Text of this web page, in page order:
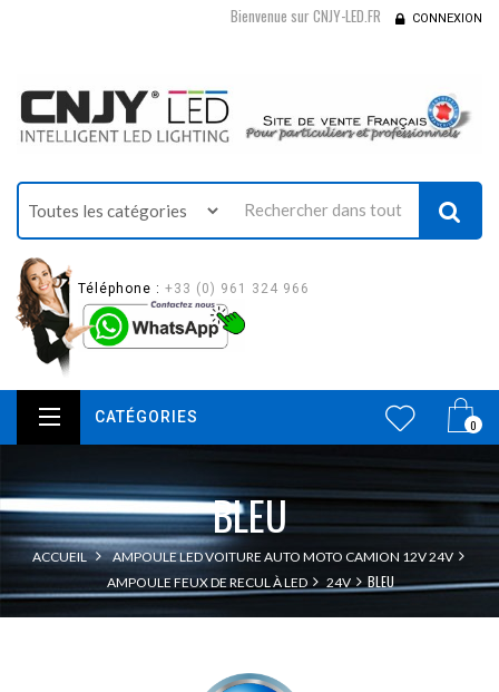
Bienvenue sur CNJY-LED.FR CONNEXION
Téléphone : +33 (0) 961 324 966
0
CATÉGORIES
BLEU
ACCUEIL
AMPOULE LED VOITURE AUTO MOTO CAMION 12V 24V
AMPOULE FEUX DE RECUL À LED
24V BLEU